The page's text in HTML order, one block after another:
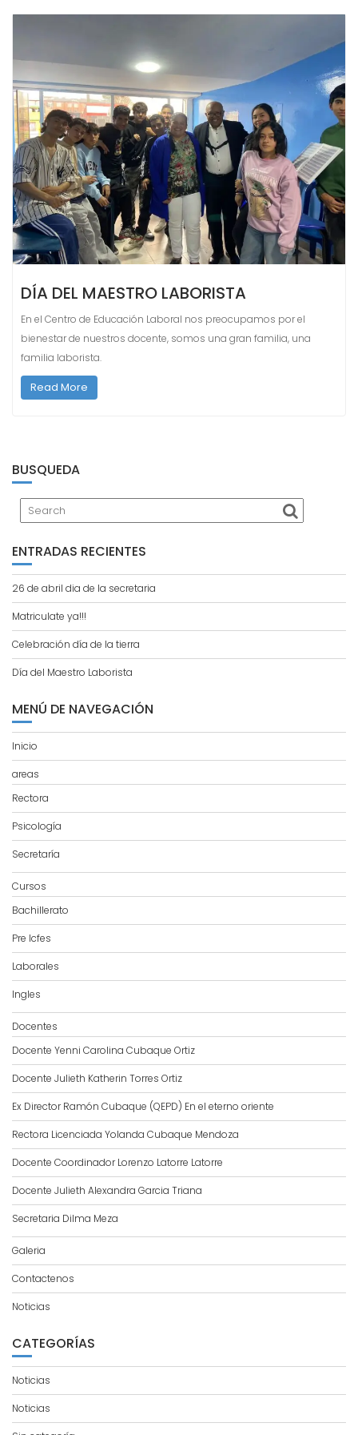
DÍA DEL MAESTRO LABORISTA
En el Centro de Educación Laboral nos preocupamos por el
bienestar de nuestros docente, somos una gran familia, una
familia laborista.
Read More
BUSQUEDA
ENTRADAS RECIENTES
26 de abril dia de la secretaria
Matriculate ya!!!
Celebración día de la tierra
Día del Maestro Laborista
MENÚ DE NAVEGACIÓN
Inicio
areas
Rectora
Psicología
Secretaría
Cursos
Bachillerato
Pre Icfes
Laborales
Ingles
Docentes
Docente Yenni Carolina Cubaque Ortiz
Docente Julieth Katherin Torres Ortiz
Ex Director Ramón Cubaque (QEPD) En el eterno oriente
Rectora Licenciada Yolanda Cubaque Mendoza
Docente Coordinador Lorenzo Latorre Latorre
Docente Julieth Alexandra Garcia Triana
Secretaria Dilma Meza
Galeria
Contactenos
Noticias
CATEGORÍAS
Noticias
Noticias